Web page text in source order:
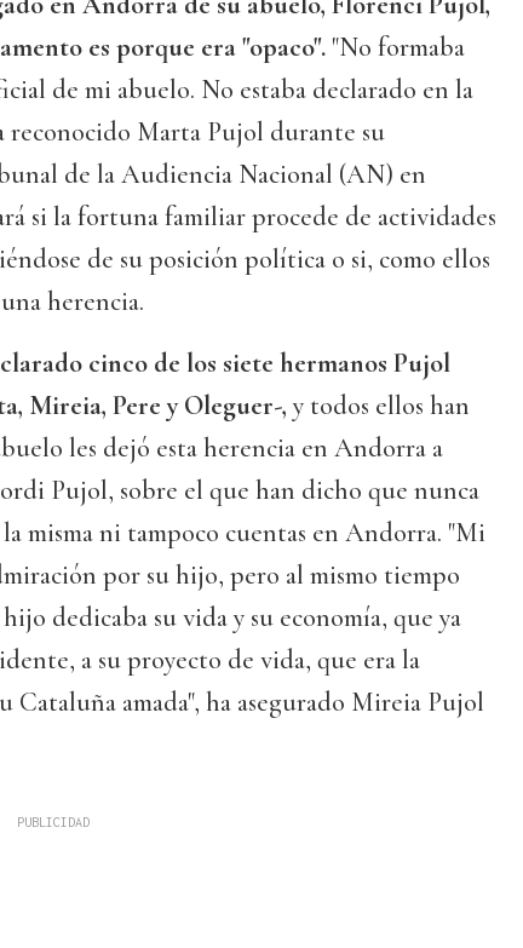
es porque era "opaco". "No formaba
de mi abuelo. No estaba declarado en la
reconocido Marta Pujol durante su
de la Audiencia Nacional (AN) en
si la fortuna familiar procede de actividades
de su posición política o si, como ellos
herencia.
cinco de los siete hermanos Pujol
Mireia, Pere y Oleguer-, y todos ellos han
les dejó esta herencia en Andorra a
Pujol, sobre el que han dicho que nunca
misma ni tampoco cuentas en Andorra. "Mi
por su hijo, pero al mismo tiempo
dedicaba su vida y su economía, que ya
a su proyecto de vida, que era la
Cataluña amada", ha asegurado Mireia Pujol